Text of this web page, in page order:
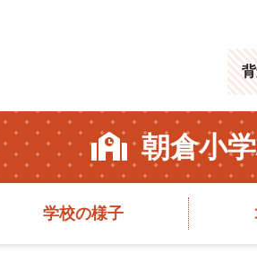
朝倉小
学校の様子